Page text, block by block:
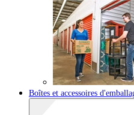
Boîtes et accessoires